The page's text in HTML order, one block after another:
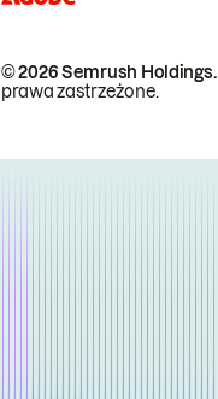
© 2026 Semrush Holdings.
prawa zastrzeżone.